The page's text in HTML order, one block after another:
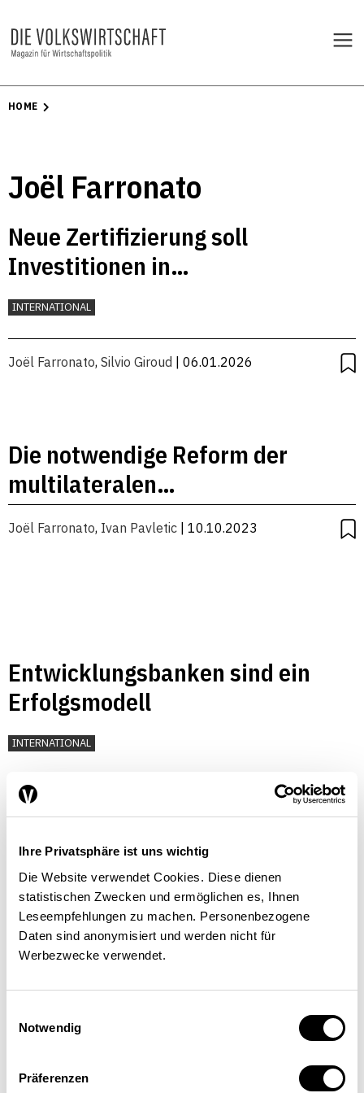
Ihre Privatsphäre ist uns wichtig
Die Website verwendet Cookies. Diese dienen
statistischen Zwecken und ermöglichen es, Ihnen
Leseempfehlungen zu machen. Personenbezogene
Daten sind anonymisiert und werden nicht für
Werbezwecke verwendet.
Notwendig
Präferenzen
HOME
Joël Farronato
Neue Zertifizierung soll
Investitionen in
Infrastrukturprojekte erleichtern
INTERNATIONAL
Joël Farronato, Silvio Giroud | 06.01.2026
Die notwendige Reform der
multilateralen
Entwicklungsbanken
Joël Farronato, Ivan Pavletic | 10.10.2023
Entwicklungsbanken sind ein
Erfolgsmodell
INTERNATIONAL
Joël Farronato